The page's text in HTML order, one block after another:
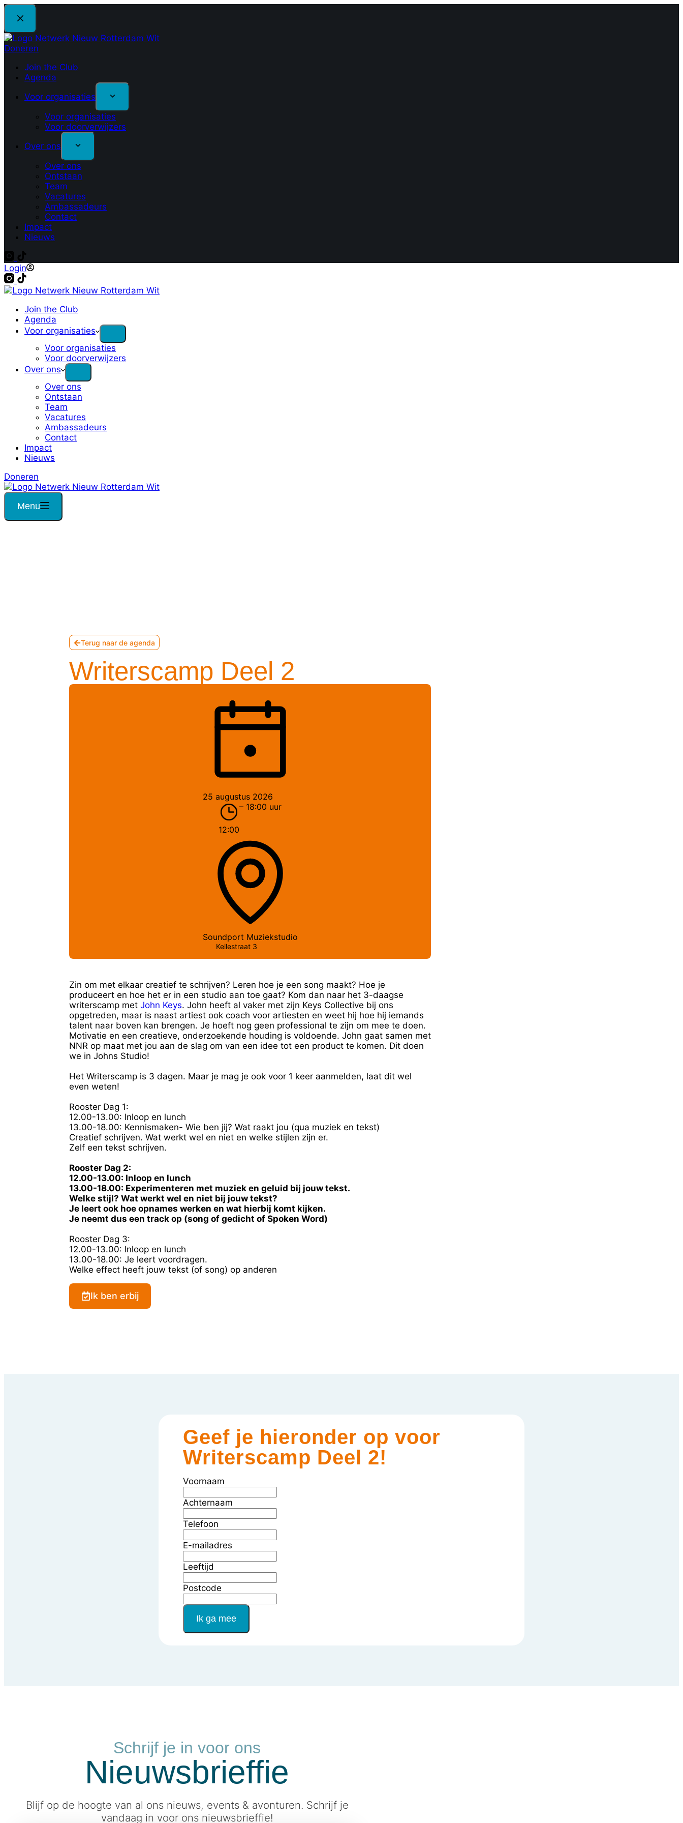
Doneren
Join the Club
Agenda
Voor organisaties
Voor organisaties
Voor doorverwijzers
Over ons
Over ons
Ontstaan
Team
Vacatures
Ambassadeurs
Contact
Impact
Nieuws
Login
Join the Club
Agenda
Voor organisaties
Voor organisaties
Voor doorverwijzers
Over ons
Over ons
Ontstaan
Team
Vacatures
Ambassadeurs
Contact
Impact
Nieuws
Doneren
Menu
Terug naar de agenda
Writerscamp Deel 2
25 augustus 2026
12:00
– 18:00 uur
Soundport Muziekstudio
Keilestraat 3
Zin om met elkaar creatief te schrijven? Leren hoe je een song maakt? Hoe je
produceert en hoe het er in een studio aan toe gaat? Kom dan naar het 3-daagse
writerscamp met John Keys. John heeft al vaker met zijn Keys Collective bij ons
opgetreden, maar is naast artiest ook coach voor artiesten en weet hij hoe hij iemands
talent naar boven kan brengen. Je hoeft nog geen professional te zijn om mee te doen.
Motivatie en een creatieve, onderzoekende houding is voldoende. John gaat samen met
NNR op maat met jou aan de slag om van een idee tot een product te komen. Dit doen
we in Johns Studio!
Het Writerscamp is 3 dagen. Maar je mag je ook voor 1 keer aanmelden, laat dit wel
even weten!
Rooster Dag 1:
12.00-13.00: Inloop en lunch
13.00-18.00: Kennismaken- Wie ben jij? Wat raakt jou (qua muziek en tekst)
Creatief schrijven. Wat werkt wel en niet en welke stijlen zijn er.
Zelf een tekst schrijven.
Rooster Dag 2:
12.00-13.00: Inloop en lunch
13.00-18.00: Experimenteren met muziek en geluid bij jouw tekst.
Welke stijl? Wat werkt wel en niet bij jouw tekst?
Je leert ook hoe opnames werken en wat hierbij komt kijken.
Je neemt dus een track op (song of gedicht of Spoken Word)
Rooster Dag 3:
12.00-13.00: Inloop en lunch
13.00-18.00: Je leert voordragen.
Welke effect heeft jouw tekst (of song) op anderen
Ik ben erbij
Geef je hieronder op voor
Writerscamp Deel 2!
Voornaam
Achternaam
Telefoon
E-mailadres
Leeftijd
Postcode
Ik ga mee
Schrijf je in voor ons
Nieuwsbrieffie
Blijf op de hoogte van al ons nieuws, events & avonturen. Schrijf je
vandaag in voor ons nieuwsbrieffie!